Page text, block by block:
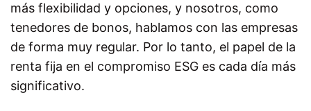
más flexibilidad y opciones, y nosotros, como
tenedores de bonos, hablamos con las empresas
de forma muy regular. Por lo tanto, el papel de la
renta fija en el compromiso ESG es cada día más
significativo.